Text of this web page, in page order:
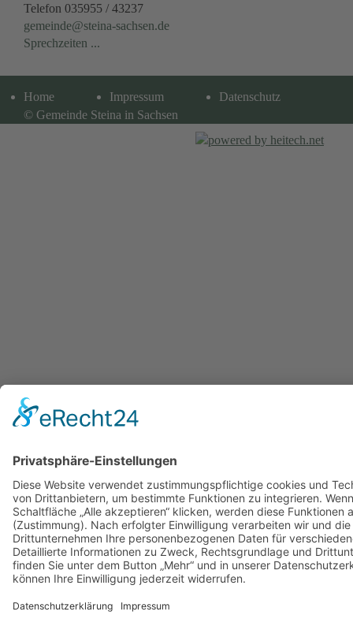
Telefon 035955 / 43237
gemeinde@steina-sachsen.de
Sprechzeiten ...
Navigation
überspringen
Home Impressum
Datenschutz
© Gemeinde Steina in Sachsen